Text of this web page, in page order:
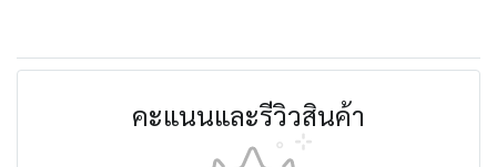
คะแนนและรีวิวสินค้า